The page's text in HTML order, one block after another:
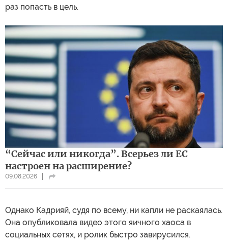
раз попасть в цель.
“Сейчас или никогда”. Всерьез ли ЕС
настроен на расширение?
09.08.2026
Однако Кадрияй, судя по всему, ни капли не раскаялась.
Она опубликовала видео этого яичного хаоса в
социальных сетях, и ролик быстро завирусился.